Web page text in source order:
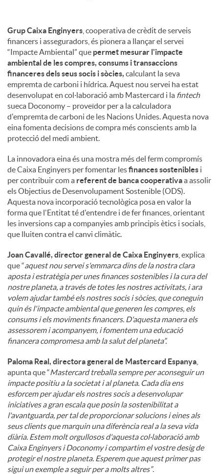
Grup Caixa Enginyers , cooperativa de crèdit de serveis
financers i asseguradors, és pionera a llançar el servei
“Impacte Ambiental” que permet mesurar l'impacte
ambiental de les compres, consums i transaccions
financeres dels seus socis i sòcies, calculant la seva
empremta de carboni i hídrica. Aquest nou servei ha estat
desenvolupat en col·laboració amb Mastercard i la fintech
sueca Doconomy – proveïdor per a la calculadora
d'empremta de carboni de les Nacions Unides. Aquesta nova
eina fomenta decisions de compra més conscients amb la
protecció del medi ambient.
La innovadora eina és una mostra més del ferm compromís
de Caixa Enginyers per fomentar lesfinances sostenibles i
per contribuir com a referent de banca cooperativaa assolir
els Objectius de Desenvolupament Sostenible (ODS).
Aquesta nova incorporació tecnològica posa en valor la
forma que l'Entitat té d'entendre i de fer finances, orientant
les inversions cap a companyies amb principis ètics i socials,
que lluiten contra el canvi climàtic.
Joan Cavallé, director general de Caixa Enginyers , explica
que “aquest nou servei s'emmarca dins de la nostra clara
aposta i estratègia per unes finances sostenibles i la cura del
nostre planeta, a través de totes les nostres activitats, i ara
volem ajudar també els nostres socis i sòcies, que coneguin
quin és l'impacte ambiental que generen les compres, els
consums i els moviments financers. D'aquesta manera els
assessorem i acompanyem, i fomentem una educació
financera compromesa amb la salut del planeta”.
Paloma Real, directora general de Mastercard Espanya
apunta que “Mastercard treballa sempre per aconseguir un
impacte positiu a la societat i al planeta. Cada dia ens
esforcem per ajudar els nostres socis a desenvolupar
iniciatives a gran escala que posin la sostenibilitat a
l'avantguarda, per tal de proporcionar solucions i eines als
seus clients que marquin una diferència real a la seva vida
diària. Estem molt orgullosos d'aquesta col·laboració amb
Caixa Enginyers i Doconomy i compartim el vostre desig de
protegir el nostre planeta. Esperem que aquest primer pas
sigui un exemple a seguir per a molts altres”.